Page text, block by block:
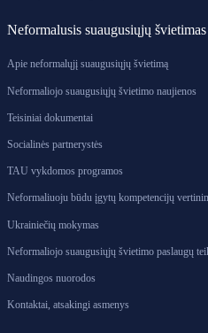
Neformalusis suaugusiųjų švietimas
Apie neformalųjį suaugusiųjų švietimą
Neformaliojo suaugusiųjų švietimo naujienos
Teisiniai dokumentai
Socialinės partnerystės
TAU vykdomos programos
Neformaliuoju būdu įgytų kompetencijų
Ukrainiečių mokymas
Neformaliojo suaugusiųjų švietimo paslaugų
Naudingos nuorodos
Kontaktai, atsakingi asmenys